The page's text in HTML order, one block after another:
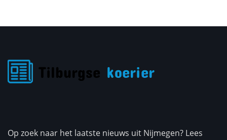
Op zoek naar het laatste nieuws uit Nijmegen? Lees